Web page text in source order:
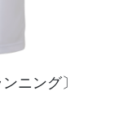
ニング〕